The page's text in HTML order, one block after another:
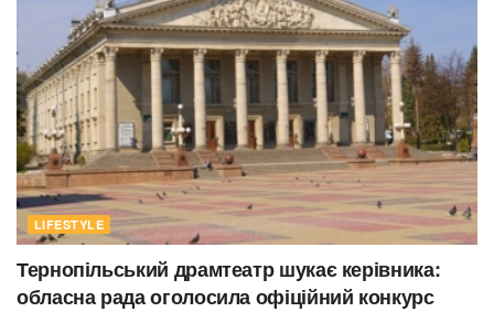
LIFESTYLE
Тернопільський драмтеатр шукає керівника:
обласна рада оголосила офіційний конкурс